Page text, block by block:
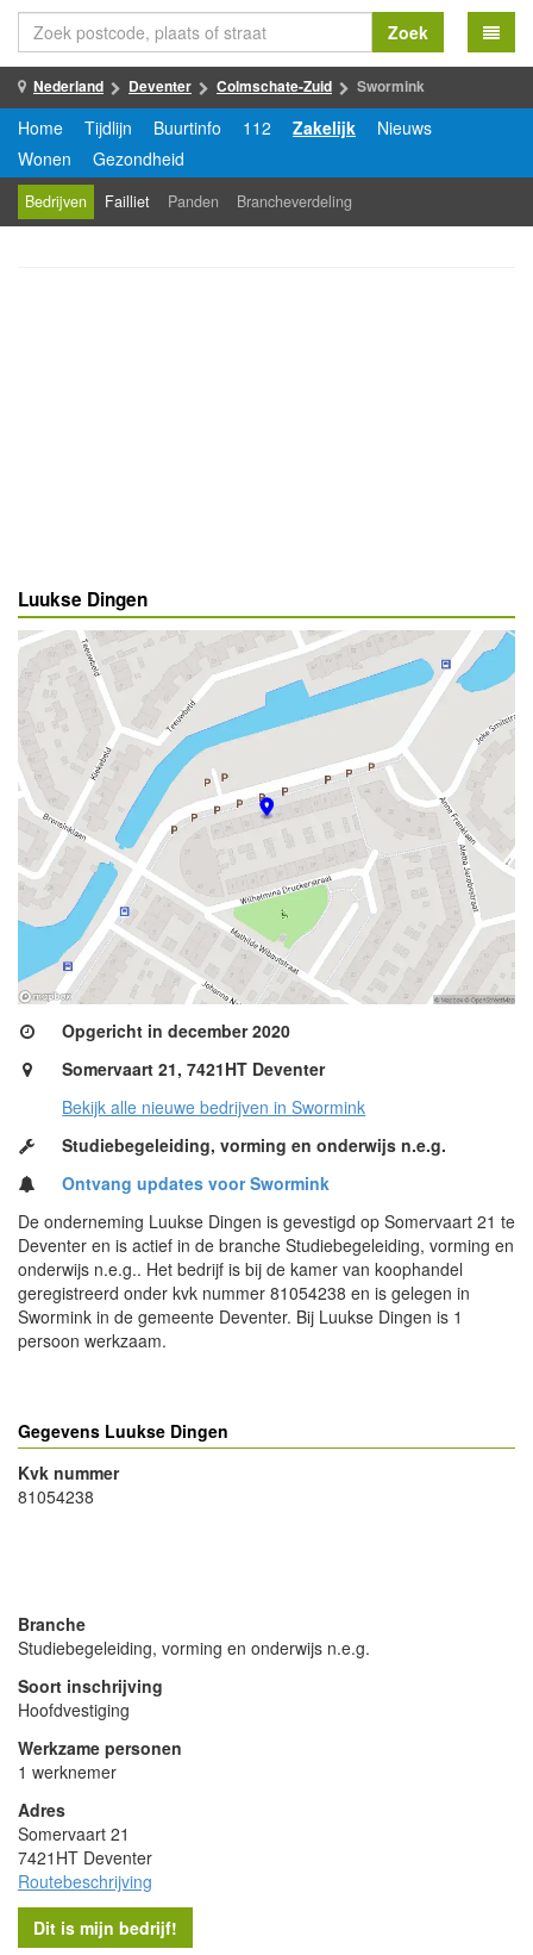
Zoek
Nederland Deventer Colmschate-Zuid Swormink
Home Tijdlijn Buurtinfo 112 Zakelijk
Nieuws
Wonen
Gezondheid
Bedrijven Failliet Panden Brancheverdeling
Luukse Dingen
Opgericht in december 2020
Somervaart 21, 7421HT Deventer
Bekijk alle nieuwe bedrijven in Swormink
Studiebegeleiding, vorming en onderwijs n.e.g.
Ontvang updates voor Swormink
De onderneming Luukse Dingen is gevestigd op Somervaart 21 te
Deventer en is actief in de branche Studiebegeleiding, vorming en
onderwijs n.e.g.. Het bedrijf is bij de kamer van koophandel
geregistreerd onder kvk nummer 81054238 en is gelegen in
Swormink in de gemeente Deventer. Bij Luukse Dingen is 1
persoon werkzaam.
Gegevens Luukse Dingen
Kvk nummer
81054238
Branche
Studiebegeleiding, vorming en onderwijs n.e.g.
Soort inschrijving
Hoofdvestiging
Werkzame personen
1 werknemer
Adres
Somervaart 21
7421HT Deventer
Routebeschrijving